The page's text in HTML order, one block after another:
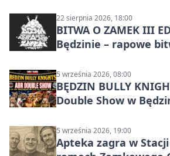
22 sierpnia 2026, 18:00
BITWA O ZAMEK III
Będzinie – rapowe
5 września 2026, 08:00
BĘDZIN BULLY
Double Show w
5 września 2026, 19:00
Apteka zagra w